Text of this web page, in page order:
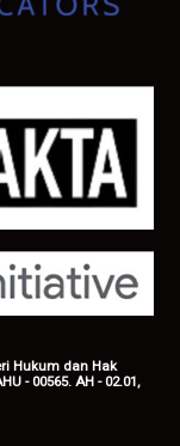
Hukum dan Hak
- 00565. AH - 02.01,